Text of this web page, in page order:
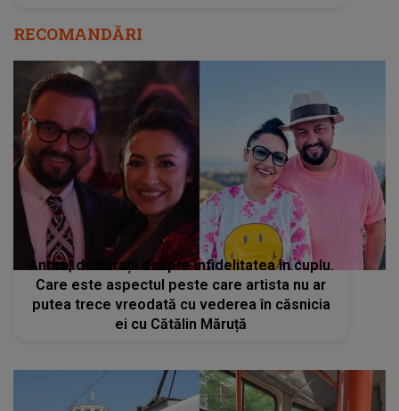
RECOMANDĂRI
Andra, declarații despre infidelitatea în cuplu.
Care este aspectul peste care artista nu ar
putea trece vreodată cu vederea în căsnicia
ei cu Cătălin Măruță